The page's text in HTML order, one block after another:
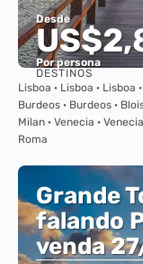
Desde
Por persona
DESTINOS
Lisboa · Lisboa · Lisboa
Burdeos · Burdeos ·
Milan · Venecia ·
Roma
Grande
falando
venda